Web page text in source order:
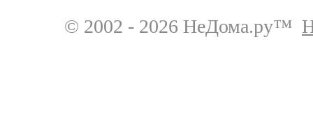
© 2002 - 2026 НеДома.ру™